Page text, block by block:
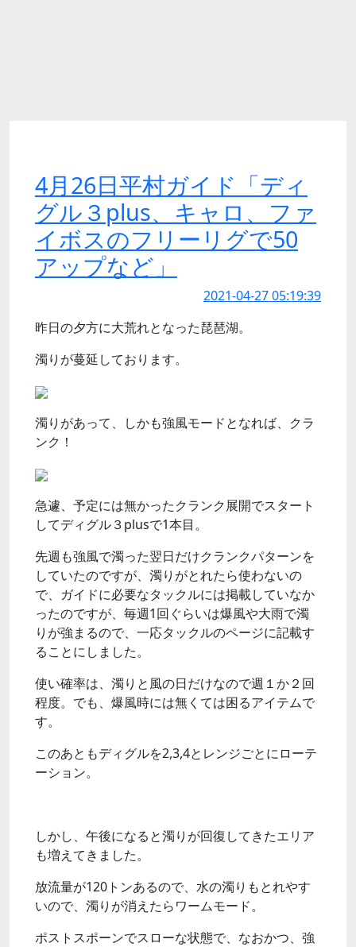
4月26日平村ガイド「ディ
グル３plus、キャロ、ファ
イボスのフリーリグで50
アップなど」
2021-04-27 05:19:39
昨日の夕方に大荒れとなった琵琶湖。
濁りが蔓延しております。
濁りがあって、しかも強風モードとなれば、クラ
ンク！
急遽、予定には無かったクランク展開でスタート
してディグル３plusで1本目。
先週も強風で濁った翌日だけクランクパターンを
していたのですが、濁りがとれたら使わないの
で、ガイドに必要なタックルには掲載していなか
ったのですが、毎週1回ぐらいは爆風や大雨で濁
りが強まるので、一応タックルのページに記載す
ることにしました。
使い確率は、濁りと風の日だけなので週１か２回
程度。でも、爆風時には無くては困るアイテムで
す。
このあともディグルを2,3,4とレンジごとにローテ
ーション。
しかし、午後になると濁りが回復してきたエリア
も増えてきました。
放流量が120トンあるので、水の濁りもとれやす
いので、濁りが消えたらワームモード。
ポストスポーンでスローな状態で、なおかつ、強